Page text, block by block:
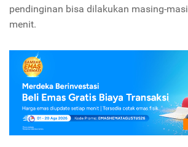
pendinginan bisa dilakukan masing-
menit.